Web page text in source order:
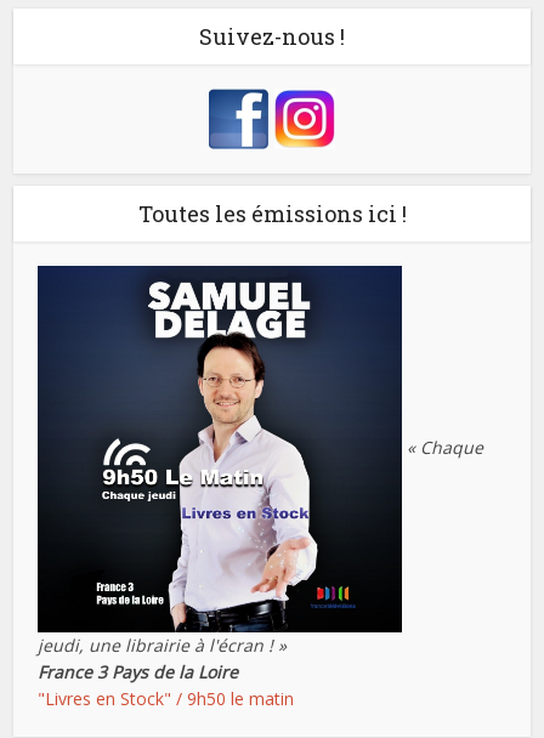
Suivez-nous !
Toutes les émissions ici !
« Chaque
jeudi, une librairie à l'écran ! »
France 3 Pays de la Loire
"Livres en Stock" / 9h50 le matin